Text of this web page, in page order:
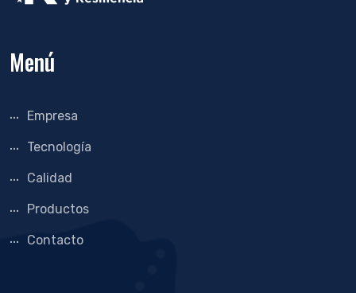
Menú
Empresa
Tecnología
Calidad
Productos
Contacto